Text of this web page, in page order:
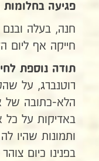
פגיעה
חנה, בעלה
חייקה אף ליום
תודה נוספת
רוטנברג, על
הלא-כתובה של
באדיקות על כל
ותמונות שהיו
בפנינו כיום